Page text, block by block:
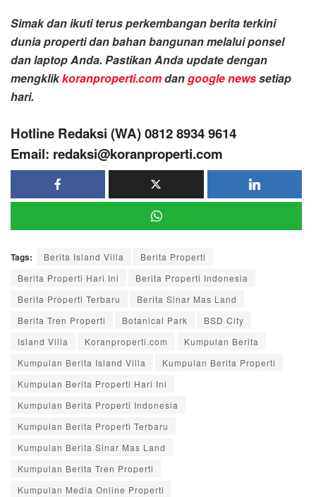
Simak dan ikuti terus perkembangan berita terkini
dunia properti dan bahan bangunan melalui ponsel
dan laptop Anda. Pastikan Anda update dengan
mengklikkoranproperti.comdangoogle newssetiap
hari.
Hotline Redaksi (WA) 0812 8934 9614
Email: redaksi@koranproperti.com
Tags: Berita Island Villa
Berita Properti
Berita Properti Hari Ini
Berita Properti Indonesia
Berita Properti Terbaru
Berita Sinar Mas Land
Berita Tren Properti
Botanical Park
BSD City
Island Villa
Koranproperti.com
Kumpulan Berita
Kumpulan Berita Island Villa
Kumpulan Berita Properti
Kumpulan Berita Properti Hari Ini
Kumpulan Berita Properti Indonesia
Kumpulan Berita Properti Terbaru
Kumpulan Berita Sinar Mas Land
Kumpulan Berita Tren Properti
Kumpulan Media Online Properti